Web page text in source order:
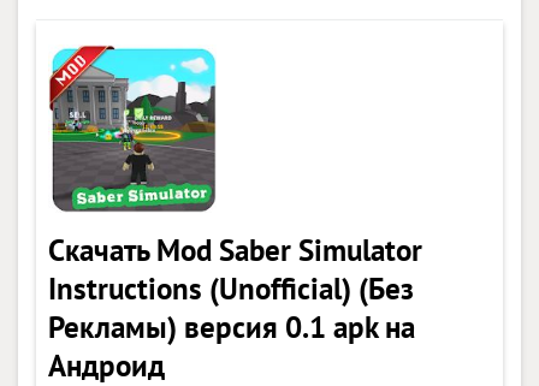
Скачать Mod Saber Simulator
Instructions (Unofficial) (Без
Рекламы) версия 0.1 apk на
Андроид